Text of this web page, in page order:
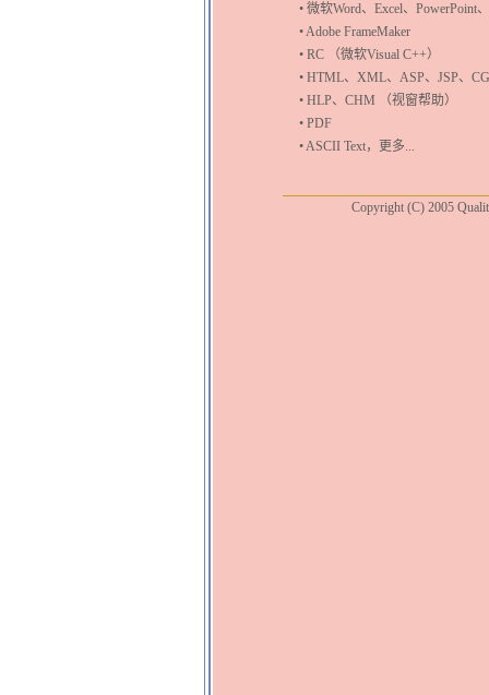
• 微软Word、 Excel、 PowerPoint、
• Adobe FrameMaker
• RC
（微软Visual C++）
• HTML、 XML、 ASP、 JSP、
• HLP、 CHM
（视窗帮助）
• PDF
• ASCII Text，更多...
Copyright (C) 2005